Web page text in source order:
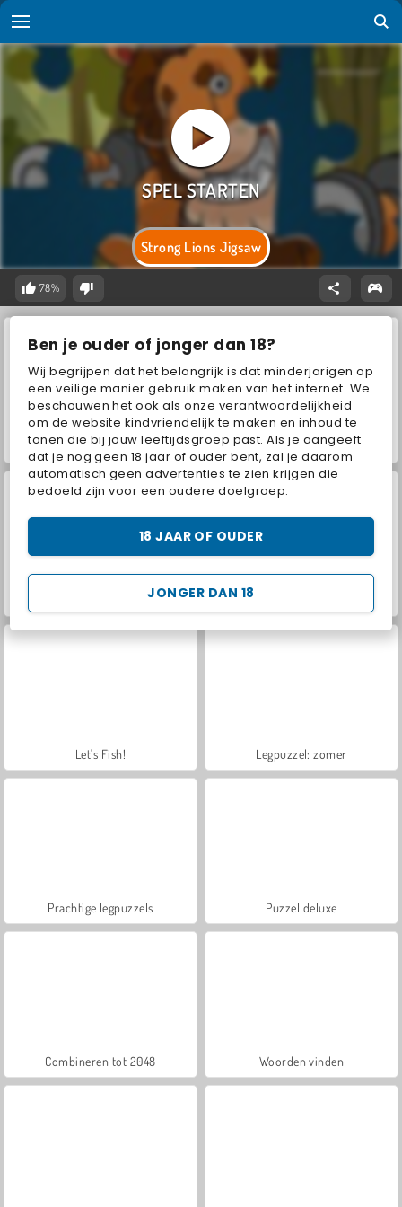
Ben je ouder of jonger dan 18?
Wij begrijpen dat het belangrijk is dat minderjarigen op
een veilige manier gebruik maken van het internet. We
beschouwen het ook als onze verantwoordelijkheid
om de website kindvriendelijk te maken en inhoud te
tonen die bij jouw leeftijdsgroep past. Als je aangeeft
dat je nog geen 18 jaar of ouder bent, zal je daarom
automatisch geen advertenties te zien krijgen die
bedoeld zijn voor een oudere doelgroep.
JONGER DAN 18
18 JAAR OF OUDER
Strong Lions Jigsaw
78%
Hidden Object: Street of Secrets VegaMix Da Vinci Puzzles
Farm Merge Valley ASMR Makeover & Makeup Studio
Let's Fish! Legpuzzel: zomer
Prachtige legpuzzels Puzzel deluxe
Combineren tot 2048 Woorden vinden